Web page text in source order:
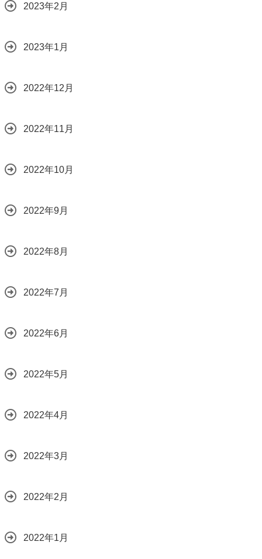
2023年2月
2023年1月
2022年12月
2022年11月
2022年10月
2022年9月
2022年8月
2022年7月
2022年6月
2022年5月
2022年4月
2022年3月
2022年2月
2022年1月